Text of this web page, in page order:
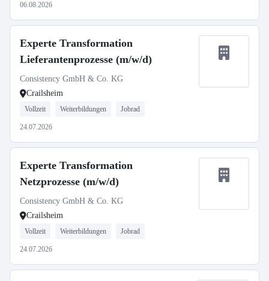
06.08.2026
Experte Transformation
Lieferantenprozesse (m/w/d)
Consistency GmbH & Co. KG
Crailsheim
Vollzeit Weiterbildungen Jobrad
24.07.2026
Experte Transformation
Netzprozesse (m/w/d)
Consistency GmbH & Co. KG
Crailsheim
Vollzeit Weiterbildungen Jobrad
24.07.2026